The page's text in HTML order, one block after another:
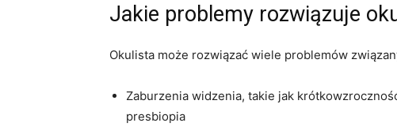
Jakie problemy rozwiązuje
Okulista może rozwiązać wiele problemów
Zaburzenia widzenia, takie jak
presbiopia